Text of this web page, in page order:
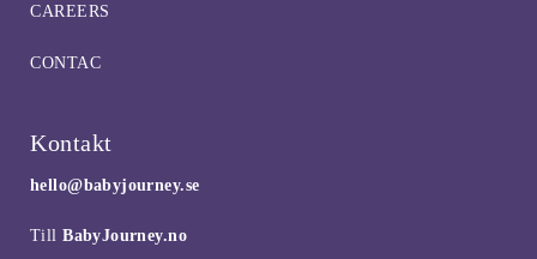
CAREERS
CONTAC
Kontakt
hello@babyjourney.se
TillBabyJourney.no